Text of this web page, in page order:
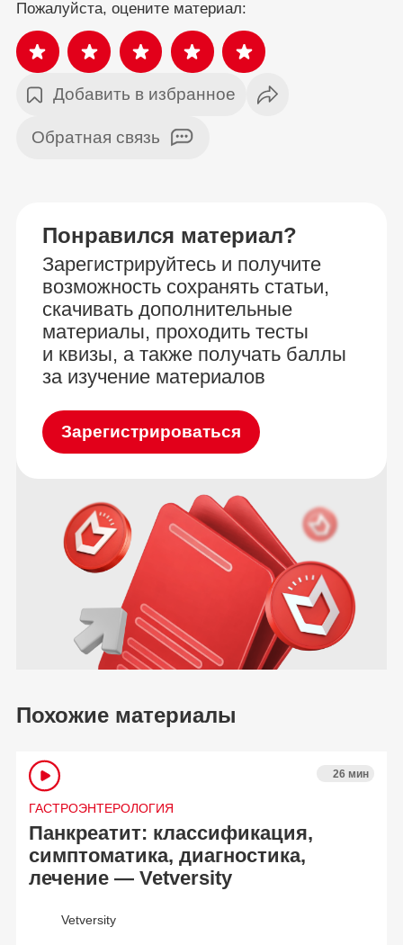
Пожалуйста, оцените материал:
Добавить в избранное
Обратная связь
Понравился материал?
Зарегистрируйтесь и получите
возможность сохранять статьи,
скачивать дополнительные
материалы, проходить тесты
и квизы, а также получать баллы
за изучение материалов
Зарегистрироваться
Похожие материалы
ГАСТРОЭНТЕРОЛОГИЯ
26 мин
Панкреатит: классификация,
симптоматика, диагностика,
лечение — Vetversity
Vetversity